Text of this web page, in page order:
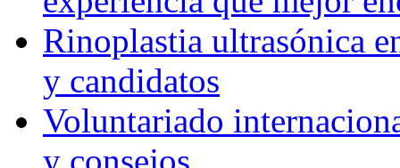
Rinoplastia ultrasónica
y candidatos
Voluntariado
y consejos